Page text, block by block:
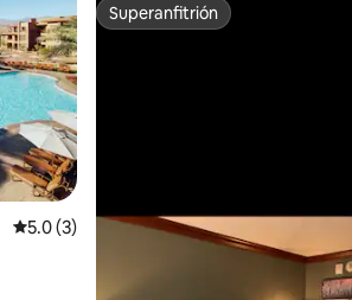
Calificación promedio: 5.0 de 5, 3 reseñas
5.0 (3)
Superanfitrión
Superanfitrión